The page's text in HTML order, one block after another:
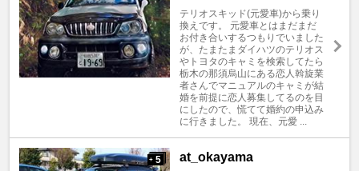
テリオスキッド(元愛車)から乗り
換えです。 元愛車とはまだまだ
お付き合いするつもりでいました
が、たまたまダイハツのテリオス
やトヨタのキャミを検索してたら
栃木の那須烏山にある恋人斡旋業
者さんでマニュアルのキャミが結
婚を前提に恋人募集してるのを目
にしたので、慌てて婚約の申込み
に行きました。 現在、元愛 ...
+ 5 at_okayama